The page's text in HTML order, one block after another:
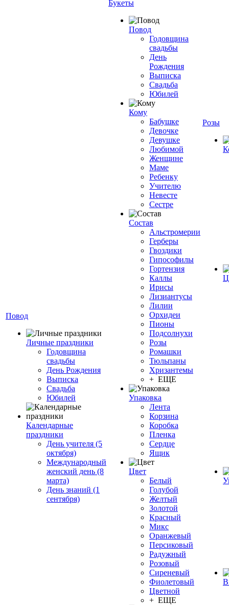
Повод
Личные праздники
Годовщина
свадьбы
День Рождения
Выписка
Свадьба
Юбилей
Календарные
праздники
День учителя (5
октября)
Международный
женский день (8
марта)
День знаний (1
сентября)
Букеты
Повод
Годовщина
свадьбы
День
Рождения
Выписка
Свадьба
Юбилей
Кому
Бабушке
Девочке
Девушке
Любимой
Женщине
Маме
Ребенку
Учителю
Невесте
Сестре
Состав
Альстромерии
Герберы
Гвоздики
Гипософилы
Гортензия
Каллы
Ирисы
Лизиантусы
Лилии
Орхидеи
Пионы
Подсолнухи
Розы
Ромашки
Тюльпаны
Хризантемы
+ ЕЩЕ
Упаковка
Лента
Корзина
Коробка
Пленка
Сердце
Ящик
Цвет
Белый
Голубой
Желтый
Золотой
Красный
Микс
Оранжевый
Персиковый
Радужный
Розовый
Сиреневый
Фиолетовый
Цветной
+ ЕЩЕ
Розы